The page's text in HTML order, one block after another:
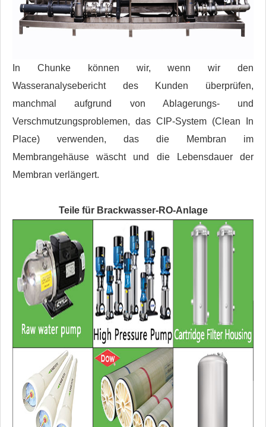
In Chunke können wir, wenn wir den
Wasseranalysebericht des Kunden überprüfen,
manchmal aufgrund von Ablagerungs- und
Verschmutzungsproblemen, das CIP-System (Clean In
Place) verwenden, das die Membran im
Membrangehäuse wäscht und die Lebensdauer der
Membran verlängert.
Teile für Brackwasser-RO-Anlage